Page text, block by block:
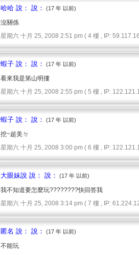
哈哈 說： 說： (17 年 以前)
沒關係
星期六 十月 25, 2008 2:51 pm ( 4 樓 , IP:
蝦子 說： 說： (17 年 以前)
看來我是第山明摟
星期六 十月 25, 2008 2:55 pm ( 5 樓 , IP:
蝦子 說： 說： (17 年 以前)
挖~超美ㄉ
星期六 十月 25, 2008 3:00 pm ( 6 樓 , IP:
大眼妹說 說： 說： (17 年 以前)
我不知道要怎麼玩????????快回答我
星期六 十月 25, 2008 3:14 pm ( 7 樓 , IP:
匿名 說： 說： (17 年 以前)
不能玩